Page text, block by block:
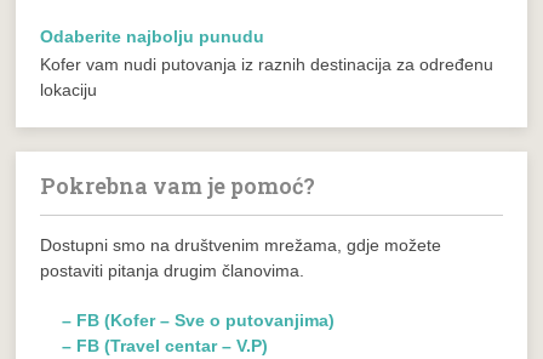
Odaberite najbolju punudu
Kofer vam nudi putovanja iz raznih destinacija za određenu
lokaciju
Pokrebna vam je pomoć?
Dostupni smo na društvenim mrežama, gdje možete
postaviti pitanja drugim članovima.
– FB (Kofer – Sve o putovanjima)
– FB (Travel centar – V.P)